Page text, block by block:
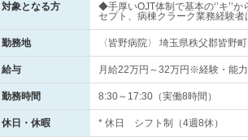
対象となる方
◆手厚いOJT体制で基本の‘’キ’’
セプト、病棟クラーク業務経験
勤務地 〈皆野病院〉 埼玉県秩父郡皆野
給与 月給22万円～32万円※経験・能
勤務時間 8:30～17:30（実働8時間）
休日・休暇 * 休日 シフト制（4週8休）